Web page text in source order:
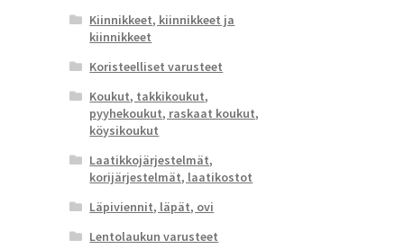
Kiinnikkeet, kiinnikkeet ja
kiinnikkeet
Koristeelliset varusteet
Koukut, takkikoukut,
pyyhekoukut, raskaat koukut,
köysikoukut
Laatikkojärjestelmät,
korijärjestelmät, laatikostot
Läpiviennit, läpät, ovi
Lentolaukun varusteet